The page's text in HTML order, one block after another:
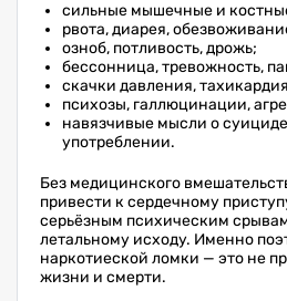
сильные мышечные и
рвота, диарея,
озноб, потливость, дрожь;
бессонница, тревожность,
скачки давления,
психозы, галлюцинации,
навязчивые мысли о
употреблении.
Без медицинского
привести к сердечному
серьёзным психическим
летальному исходу. Именно
наркотиеской ломки — это не
жизни и смерти.